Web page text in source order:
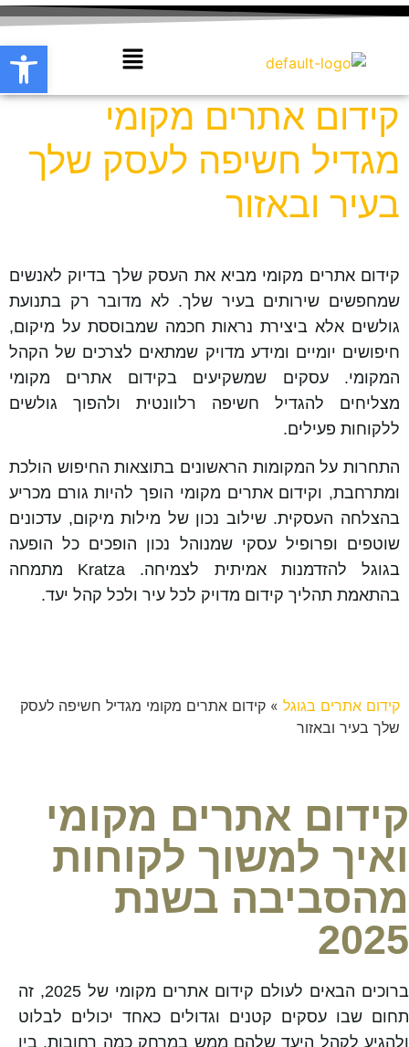
קידום אתרים מקומי
מגדיל חשיפה לעסק שלך
בעיר ובאזור
קידום אתרים מקומי מביא את העסק שלך בדיוק לאנשים
שמחפשים שירותים בעיר שלך. לא מדובר רק בתנועת
גולשים אלא ביצירת נראות חכמה שמבוססת על מיקום,
חיפושים יומיים ומידע מדויק שמתאים לצרכים של הקהל
המקומי. עסקים שמשקיעים בקידום אתרים מקומי
מצליחים להגדיל חשיפה רלוונטית ולהפוך גולשים
ללקוחות פעילים.
התחרות על המקומות הראשונים בתוצאות החיפוש הולכת
ומתרחבת, וקידום אתרים מקומי הופך להיות גורם מכריע
בהצלחה העסקית. שילוב נכון של מילות מיקום, עדכונים
שוטפים ופרופיל עסקי שמנוהל נכון הופכים כל הופעה
בגוגל להזדמנות אמיתית לצמיחה. Kratza מתמחה
בהתאמת תהליך קידום מדויק לכל עיר ולכל קהל יעד.
קידום אתרים בגוגל » קידום אתרים מקומי מגדיל חשיפה לעסק
שלך בעיר ובאזור
קידום אתרים מקומי
ואיך למשוך לקוחות
מהסביבה בשנת
2025
ברוכים הבאים לעולם קידום אתרים מקומי של 2025, זה
תחום שבו עסקים קטנים וגדולים כאחד יכולים לבלוט
ולהגיע לקהל היעד שלהם ממש במרחק כמה רחובות. בין
פתח